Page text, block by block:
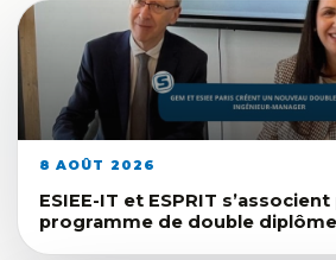
8 AOÛT 2026
ESIEE-IT et ESPRIT
programme de double